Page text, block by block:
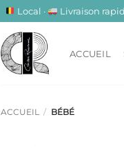
Local · Livraison
ACCUEIL
ACCUEIL / BÉBÉ